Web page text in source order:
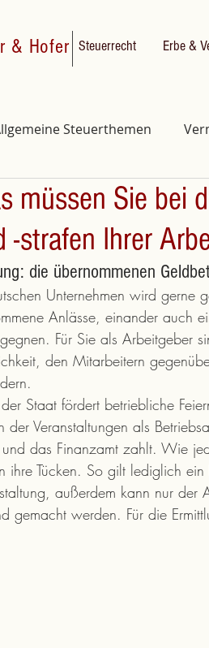
& Hofer Steuerrecht Erbe &
Steuerthemen
Minijobber
müssen Sie bei
-strafen Ihrer
die übernommenen
Unternehmen wird gerne
Anlässe, einander auch
Für Sie als Arbeitgeber
den Mitarbeitern
Staat fördert betriebliche
der Veranstaltungen als
das Finanzamt zahlt. Wie
ihre Tücken. So gilt lediglich
außerdem kann nur der
gemacht werden. Für die